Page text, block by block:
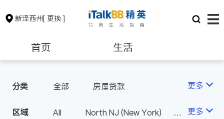
新泽西州[ 更换 ]
首页 生活
保险理财 房地产租售
分类 全部 房屋贷款 更多
区域 All
North NJ (New York)
更多